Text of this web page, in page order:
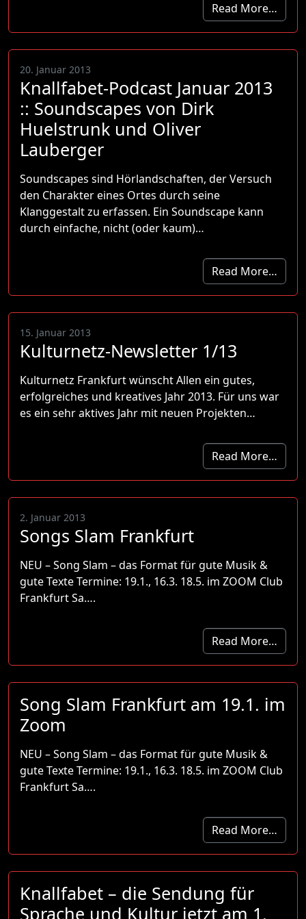
Read More…
20. Januar 2013
Knallfabet-Podcast Januar 2013
:: Soundscapes von Dirk
Huelstrunk und Oliver
Lauberger
Soundscapes sind Hörlandschaften, der Versuch
den Charakter eines Ortes durch seine
Klanggestalt zu erfassen. Ein Soundscape kann
durch einfache, nicht (oder kaum)…
Read More…
15. Januar 2013
Kulturnetz-Newsletter 1/13
Kulturnetz Frankfurt wünscht Allen ein gutes,
erfolgreiches und kreatives Jahr 2013. Für uns war
es ein sehr aktives Jahr mit neuen Projekten…
Read More…
2. Januar 2013
Songs Slam Frankfurt
NEU – Song Slam – das Format für gute Musik &
gute Texte Termine: 19.1., 16.3. 18.5. im ZOOM Club
Frankfurt Sa….
Read More…
Song Slam Frankfurt am 19.1. im
Zoom
NEU – Song Slam – das Format für gute Musik &
gute Texte Termine: 19.1., 16.3. 18.5. im ZOOM Club
Frankfurt Sa….
Read More…
Knallfabet – die Sendung für
Sprache und Kultur jetzt am 1.